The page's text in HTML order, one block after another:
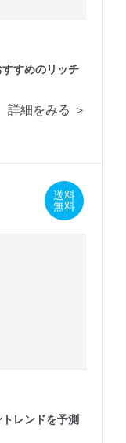
すすめのリッチ
詳細をみる ＞
送料
無料
レンドを予測